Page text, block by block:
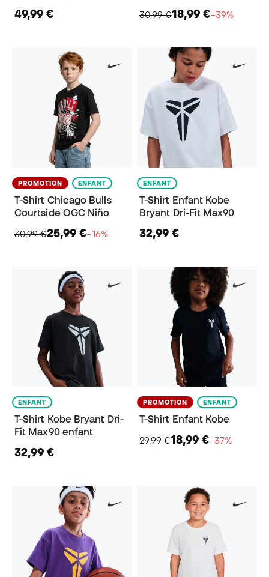
49,99 €
30,99 €18,99 €−39%
PROMOTION ENFANT
T-Shirt Chicago Bulls
Courtside OGC Niño
30,99 €25,99 €−16%
ENFANT
T-Shirt Enfant Kobe
Bryant Dri-Fit Max90
32,99 €
ENFANT
T-Shirt Kobe Bryant Dri-
Fit Max90 enfant
32,99 €
PROMOTION ENFANT
T-Shirt Enfant Kobe
29,99 €18,99 €−37%